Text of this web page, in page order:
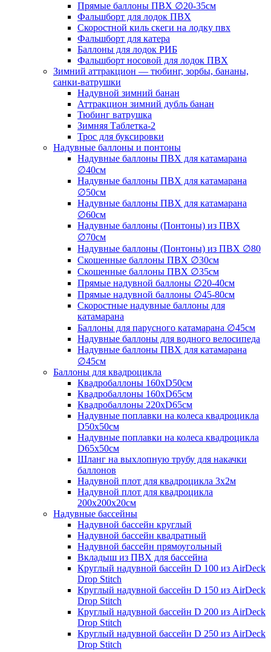
Прямые баллоны ПВХ ∅20-35см
Фальшборт для лодок ПВХ
Скоростной киль скеги на лодку пвх
Фальшборт для катера
Баллоны для лодок РИБ
Фальшборт носовой для лодок ПВХ
Зимний аттракцион — тюбинг, зорбы, бананы,
санки-ватрушки
Надувной зимний банан
Аттракцион зимний дубль банан
Тюбинг ватрушка
Зимняя Таблетка-2
Трос для буксировки
Надувные баллоны и понтоны
Надувные баллоны ПВХ для катамарана
∅40см
Надувные баллоны ПВХ для катамарана
∅50см
Надувные баллоны ПВХ для катамарана
∅60см
Надувные баллоны (Понтоны) из ПВХ
∅70см
Надувные баллоны (Понтоны) из ПВХ ∅80
Скошенные баллоны ПВХ ∅30см
Скошенные баллоны ПВХ ∅35см
Прямые надувной баллоны ∅20-40см
Прямые надувной баллоны ∅45-80см
Скоростные надувные баллоны для
катамарана
Баллоны для парусного катамарана ∅45см
Надувные баллоны для водного велосипеда
Надувные баллоны ПВХ для катамарана
∅45см
Баллоны для квадроцикла
Квадробаллоны 160хD50см
Квадробаллоны 160хD65см
Квадробаллоны 220хD65см
Надувные поплавки на колеса квадроцикла
D50х50см
Надувные поплавки на колеса квадроцикла
D65х50см
Шланг на выхлопную трубу для накачки
баллонов
Надувной плот для квадроцикла 3х2м
Надувной плот для квадроцикла
200х200х20см
Надувные бассейны
Надувной бассейн круглый
Надувной бассейн квадратный
Надувной бассейн прямоугольный
Вкладыш из ПВХ для бассейна
Круглый надувной бассейн D 100 из AirDeck
Drop Stitch
Круглый надувной бассейн D 150 из AirDeck
Drop Stitch
Круглый надувной бассейн D 200 из AirDeck
Drop Stitch
Круглый надувной бассейн D 250 из AirDeck
Drop Stitch